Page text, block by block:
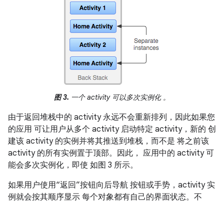
图 3. 一个 activity 可以多次实例化 。
由于返回堆栈中的 activity 永远不会重新排列，因此如果您
的应用 可让用户从多个 activity 启动特定 activity，新的 创
建该 activity 的实例并将其推送到堆栈，而不是 将之前该
activity 的所有实例置于顶部。因此， 应用中的 activity 可
能会多次实例化，即使 如图 3 所示。
如果用户使用“返回”按钮向后导航 按钮或手势，activity 实
例就会按其顺序显示 每个对象都有自己的界面状态。不